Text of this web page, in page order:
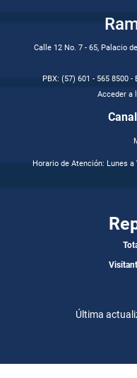
Calle 12 No. 7 - 65, Palacio
PBX: (57) 601 - 565 8500
Acceder a
Horario de Atención: Lunes
Última